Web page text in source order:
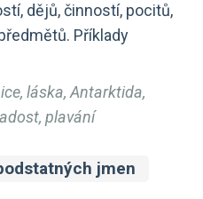
dějů, činností, pocitů,
Příklady
láska, Antarktida,
plavání
jmen